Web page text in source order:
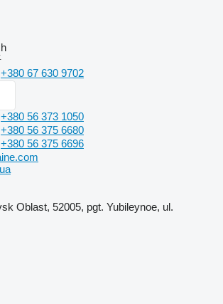
+380 67 630 9702
+380 56 373 1050
+380 56 375 6680
+380 56 375 6696
Oblast, 52005, pgt. Yubileynoe, ul.